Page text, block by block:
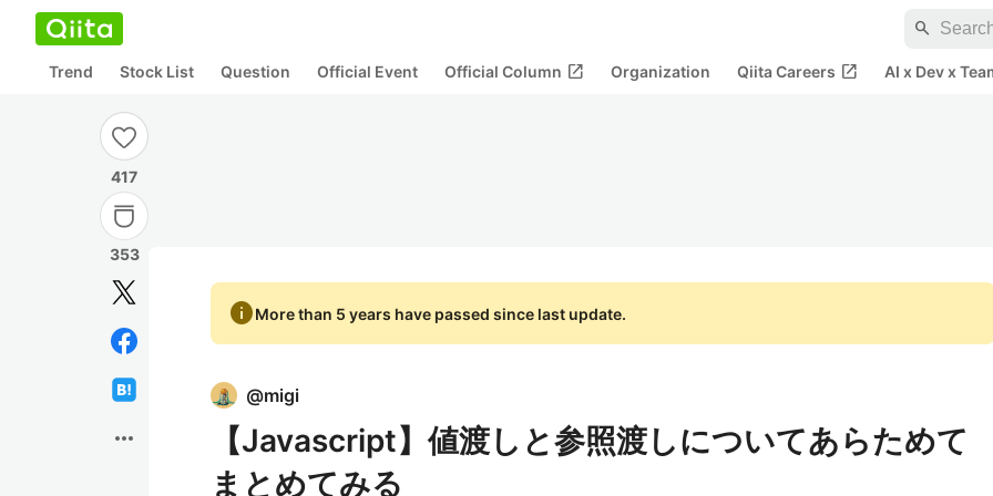
search
Trend Stock List Question Official Event Official Column open_in_new Organization Qiita Careers open_in_new AI x Dev x
417
353
more_horiz
infoMore than 5 years have passed since last update.
@migi
【Javascript】値渡しと参照渡しについてあらためて
まとめてみる